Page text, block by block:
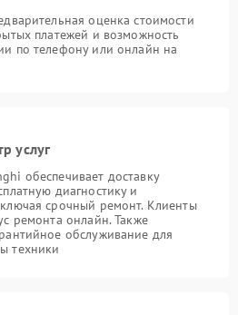
оценка стоимости
платежей и возможность
по телефону или онлайн на
услуг
обеспечивает доставку
диагностику и
срочный ремонт. Клиенты
ремонта онлайн. Также
обслуживание для
техники